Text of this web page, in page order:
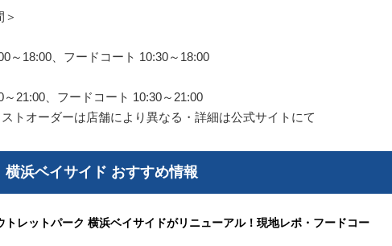
～18:00、フードコート 10:30～18:00
21:00、フードコート 10:30～21:00
トオーダーは店舗により異なる・詳細は公式サイトにて
横浜ベイサイド おすすめ情報
トレットパーク 横浜ベイサイドがリニューアル！現地レポ・フードコー